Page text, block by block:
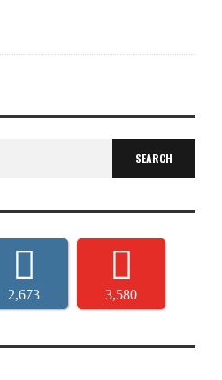
2,673 3,580